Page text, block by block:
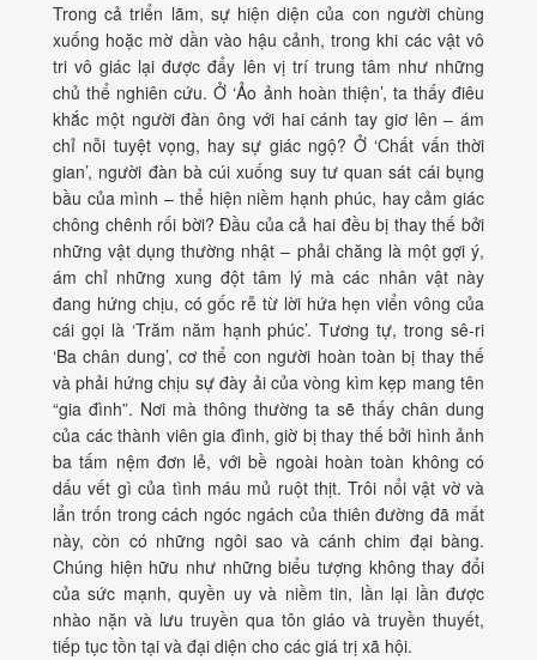
Trong cả triển lãm, sự hiện diện của con người chùng
xuống hoặc mờ dần vào hậu cảnh, trong khi các vật vô
tri vô giác lại được đẩy lên vị trí trung tâm như những
chủ thể nghiên cứu. Ở ‘Ảo ảnh hoàn thiện’, ta thấy điêu
khắc một người đàn ông với hai cánh tay giơ lên – ám
chỉ nỗi tuyệt vọng, hay sự giác ngộ? Ở ‘Chất vấn thời
gian’, người đàn bà cúi xuống suy tư quan sát cái bụng
bầu của mình – thể hiện niềm hạnh phúc, hay cảm giác
chông chênh rối bời? Đầu của cả hai đều bị thay thế bởi
những vật dụng thường nhật – phải chăng là một gợi ý,
ám chỉ những xung đột tâm lý mà các nhân vật này
đang hứng chịu, có gốc rễ từ lời hứa hẹn viển vông của
cái gọi là ‘Trăm năm hạnh phúc’. Tương tự, trong sê-ri
‘Ba chân dung’, cơ thể con người hoàn toàn bị thay thế
và phải hứng chịu sự đày ải của vòng kìm kẹp mang tên
“gia đình”. Nơi mà thông thường ta sẽ thấy chân dung
của các thành viên gia đình, giờ bị thay thế bởi hình ảnh
ba tấm nệm đơn lẻ, với bề ngoài hoàn toàn không có
dấu vết gì của tình máu mủ ruột thịt. Trôi nổi vật vờ và
lẩn trốn trong cách ngóc ngách của thiên đường đã mất
này, còn có những ngôi sao và cánh chim đại bàng.
Chúng hiện hữu như những biểu tượng không thay đổi
của sức mạnh, quyền uy và niềm tin, lần lại lần được
nhào nặn và lưu truyền qua tôn giáo và truyền thuyết,
tiếp tục tồn tại và đại diện cho các giá trị xã hội.